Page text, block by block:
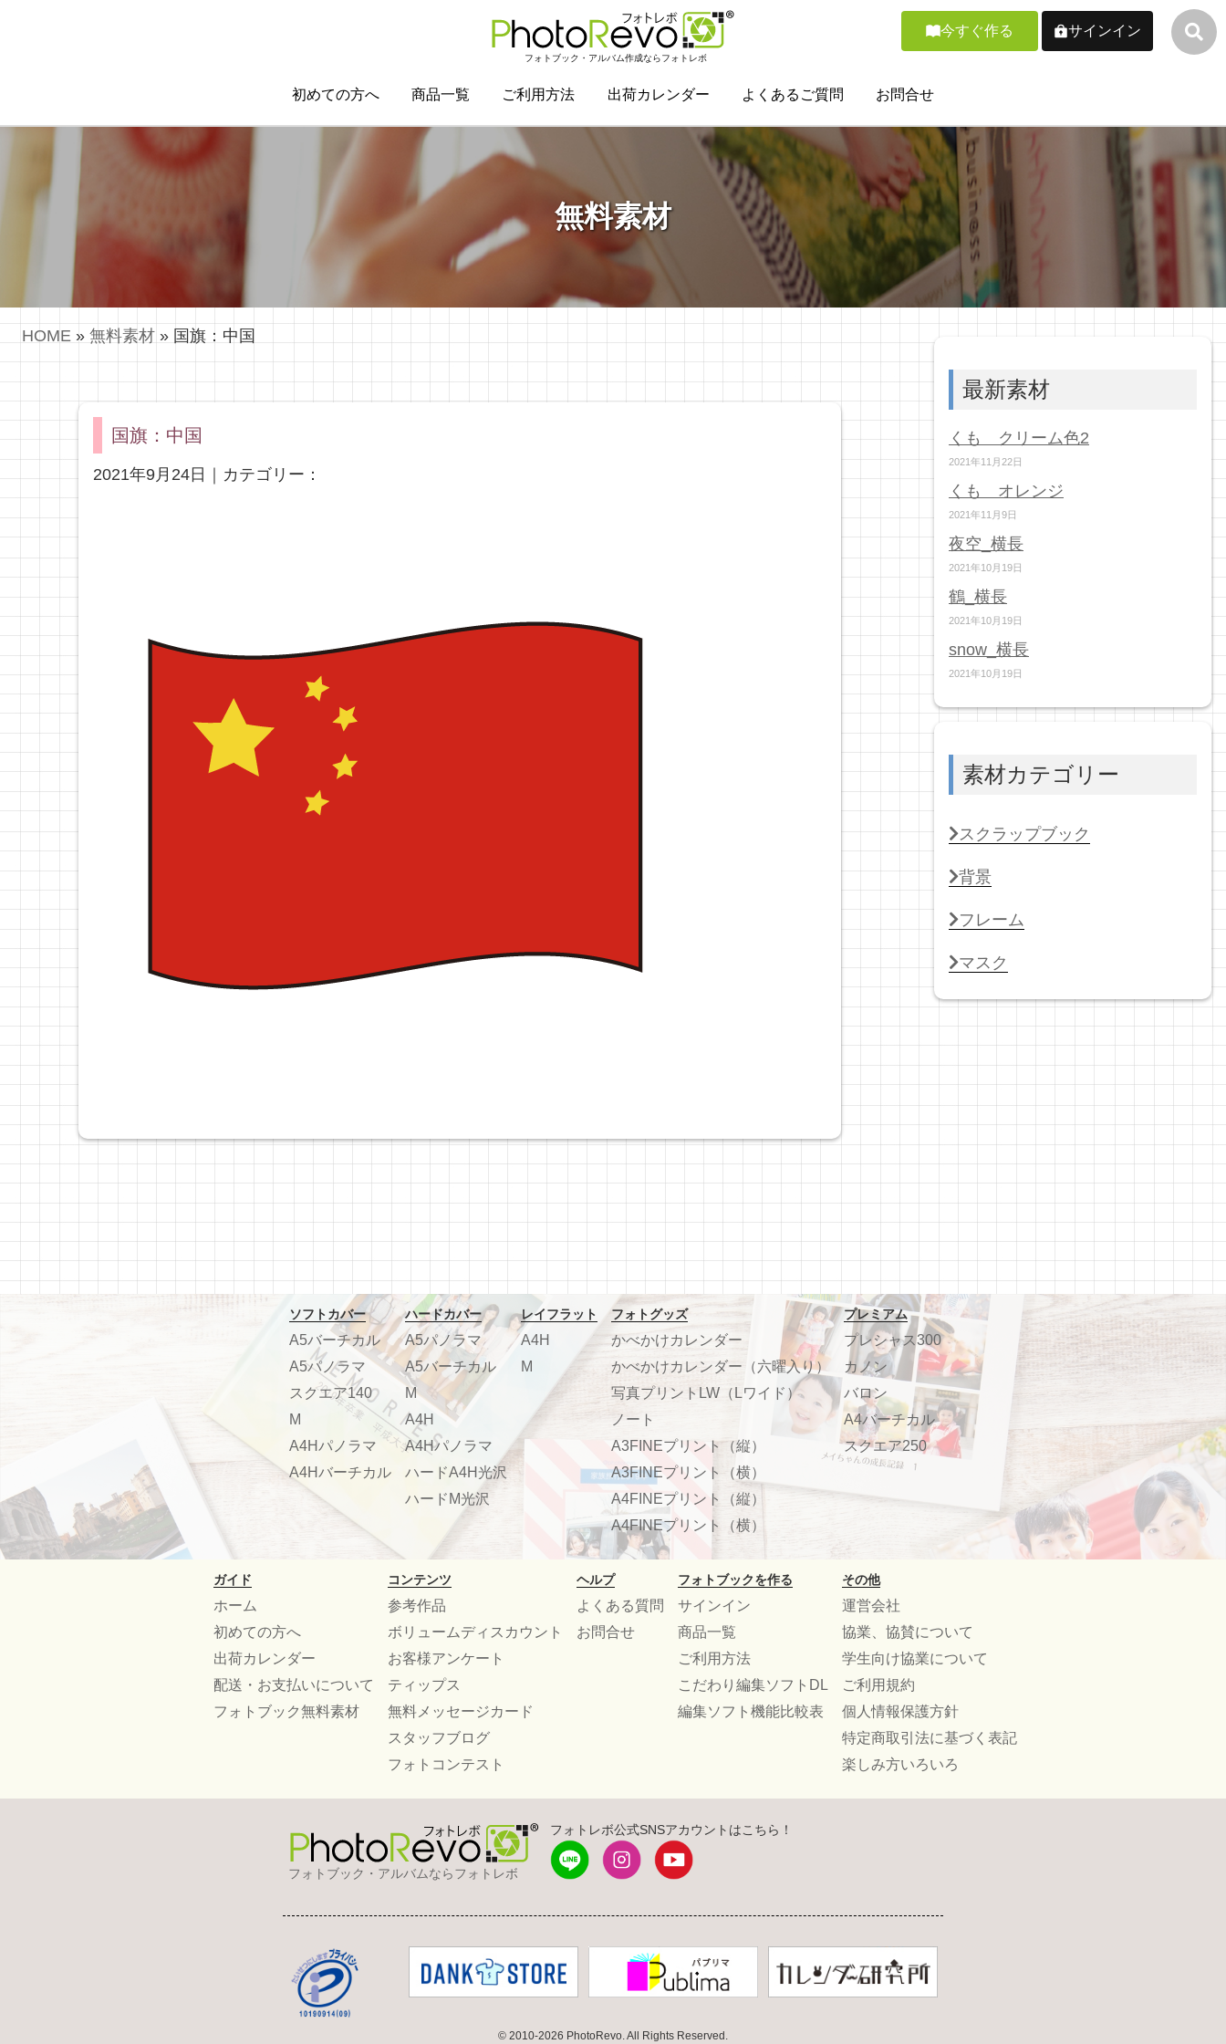
フォトブック・アルバム作成ならフォトレボ
今すぐ作る サインイン
初めての方へ 商品一覧 ご利用方法 出荷カレンダー よくあるご質問 お問合せ
無料素材
HOME » 無料素材 » 国旗：中国
国旗：中国
2021年9月24日｜カテゴリー：
最新素材
くも クリーム色2
2021年11月22日
くも オレンジ
2021年11月9日
夜空_横長
2021年10月19日
鶴_横長
2021年10月19日
snow_横長
2021年10月19日
素材カテゴリー
スクラップブック
背景
フレーム
マスク
ソフトカバー
A5バーチカル
A5パノラマ
スクエア140
M
A4Hパノラマ
A4Hバーチカル
ハードカバー
A5パノラマ
A5バーチカル
M
A4H
A4Hパノラマ
ハードA4H光沢
ハードM光沢
レイフラット
A4H
M
フォトグッズ
かべかけカレンダー
かべかけカレンダー（六曜入り）
写真プリントLW（Lワイド）
ノート
A3FINEプリント（縦）
A3FINEプリント（横）
A4FINEプリント（縦）
A4FINEプリント（横）
プレミアム
プレシャス300
カノン
バロン
A4バーチカル
スクエア250
ガイド
ホーム
初めての方へ
出荷カレンダー
配送・お支払いについて
フォトブック無料素材
コンテンツ
参考作品
ボリュームディスカウント
お客様アンケート
ティップス
無料メッセージカード
スタッフブログ
フォトコンテスト
ヘルプ
よくある質問
お問合せ
フォトブックを作る
サインイン
商品一覧
ご利用方法
こだわり編集ソフトDL
編集ソフト機能比較表
その他
運営会社
協業、協賛について
学生向け協業について
ご利用規約
個人情報保護方針
特定商取引法に基づく表記
楽しみ方いろいろ
フォトブック・アルバムならフォトレボ
フォトレボ公式SNSアカウントはこちら！
© 2010-2026 PhotoRevo. All Rights Reserved.